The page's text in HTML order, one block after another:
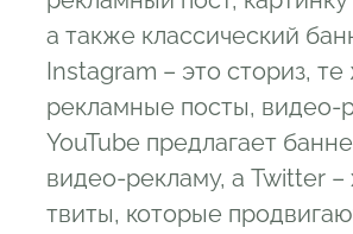
а также классический
Instagram – это сториз,
рекламные посты, видео-
YouTube предлагает
видео-рекламу, а Twitter –
твиты, которые